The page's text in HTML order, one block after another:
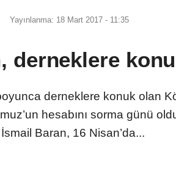
Yayınlanma: 18 Mart 2017 - 11:35
derneklere
derneklere konuk olan
hesabını sorma günü
Baran, 16 Nisan’da...